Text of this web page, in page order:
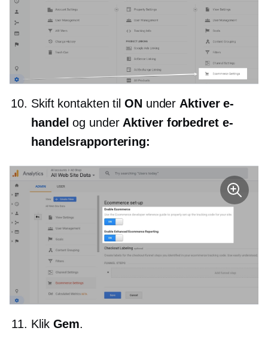
Skift kontakten til ONunder Aktiver e-
handelog under Aktiver forbedret e-
handelsrapportering:
Klik Gem.